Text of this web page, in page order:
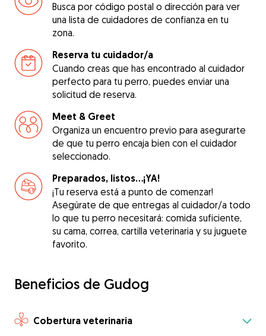
Busca por código postal o dirección para ver
una lista de cuidadores de confianza en tu
zona.
Reserva tu cuidador/a
Cuando creas que has encontrado al cuidador
perfecto para tu perro, puedes enviar una
solicitud de reserva.
Meet & Greet
Organiza un encuentro previo para asegurarte
de que tu perro encaja bien con el cuidador
seleccionado.
Preparados, listos...¡YA!
¡Tu reserva está a punto de comenzar!
Asegúrate de que entregas al cuidador/a todo
lo que tu perro necesitará: comida suficiente,
su cama, correa, cartilla veterinaria y su juguete
favorito.
Beneficios de Gudog
Cobertura veterinaria